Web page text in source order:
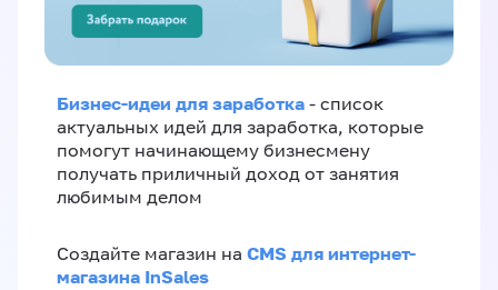
Бизнес-идеи для заработка - список
актуальных идей для заработка, которые
помогут начинающему бизнесмену
получать приличный доход от занятия
любимым делом
Создайте магазин на CMS для интернет-
магазина InSales